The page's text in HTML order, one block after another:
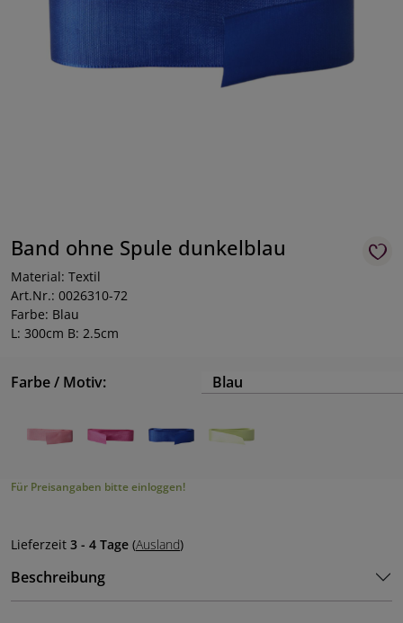
Band ohne Spule dunkelblau
Material: Textil
Art.Nr.: 0026310-72
Farbe: Blau
L: 300cm B: 2.5cm
Farbe / Motiv: Blau
Für Preisangaben bitte einloggen!
Lieferzeit 3 - 4 Tage (Ausland)
Beschreibung